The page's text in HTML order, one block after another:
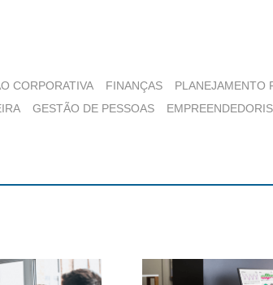
CORPORATIVA FINANÇAS PLANEJAMENTO
GESTÃO DE PESSOAS